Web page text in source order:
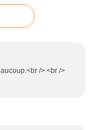
/> <br />